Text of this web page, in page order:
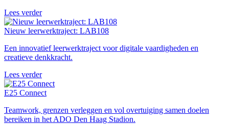
Lees verder
Nieuw leerwerktraject: LAB108
Een innovatief leerwerktraject voor digitale vaardigheden en
creatieve denkkracht.
Lees verder
E25 Connect
Teamwork, grenzen verleggen en vol overtuiging samen doelen
bereiken in het ADO Den Haag Stadion.